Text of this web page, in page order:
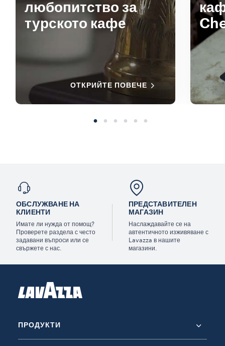
любопитство за
турското кафе
ОТКРИЙТЕ ПОВЕЧЕ
ОБСЛУЖВАНЕ НА
КЛИЕНТИ
Имате ли нужда от помощ?
Проверете раздела с често
задавани въпроси или се
свържете с нас.
ПРЕДСТАВИТЕЛЕН
МАГАЗИН
Наслаждавайте се на
автентичното изживяване с
Lavazza в нашите
магазини.
ПРОДУКТИ